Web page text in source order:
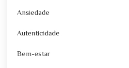
Ansiedade
Autenticidade
Bem-estar